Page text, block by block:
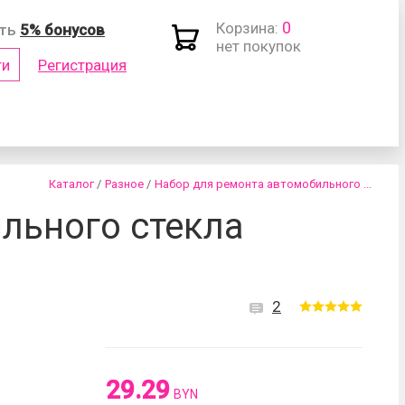
5% бонусов
Регистрация
Корзина: 0
нет покупок
Каталог / Разное / Набор для ремонта автомобильного ...
стекла
2
29.29 BYN